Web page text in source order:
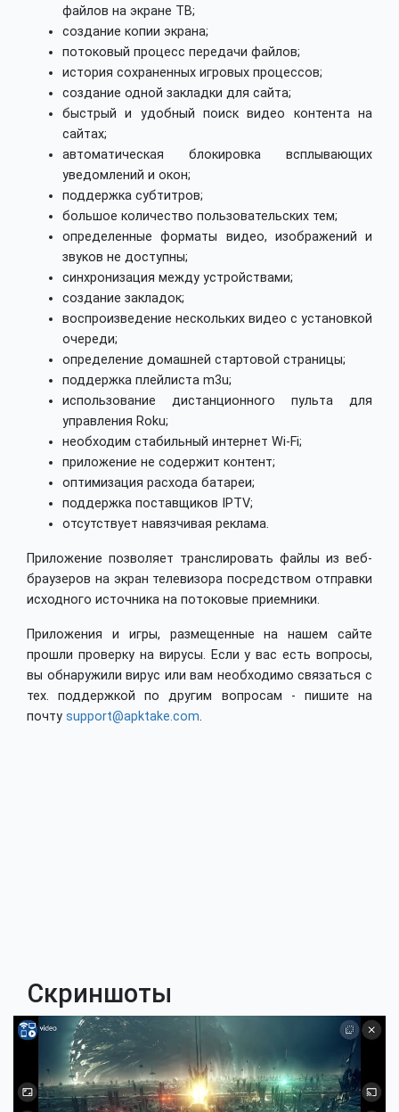
файлов на экране ТВ;
создание копии экрана;
потоковый процесс передачи файлов;
история сохраненных игровых процессов;
создание одной закладки для сайта;
быстрый и удобный поиск видео контента на
сайтах;
автоматическая блокировка всплывающих
уведомлений и окон;
поддержка субтитров;
большое количество пользовательских тем;
определенные форматы видео, изображений и
звуков не доступны;
синхронизация между устройствами;
создание закладок;
воспроизведение нескольких видео с установкой
очереди;
определение домашней стартовой страницы;
поддержка плейлиста m3u;
использование дистанционного пульта для
управления Roku;
необходим стабильный интернет Wi-Fi;
приложение не содержит контент;
оптимизация расхода батареи;
поддержка поставщиков IPTV;
отсутствует навязчивая реклама.
Приложение позволяет транслировать файлы из веб-
браузеров на экран телевизора посредством отправки
исходного источника на потоковые приемники.
Приложения и игры, размещенные на нашем сайте
прошли проверку на вирусы. Если у вас есть вопросы,
вы обнаружили вирус или вам необходимо связаться с
тех. поддержкой по другим вопросам - пишите на
почту support@apktake.com.
Скриншоты